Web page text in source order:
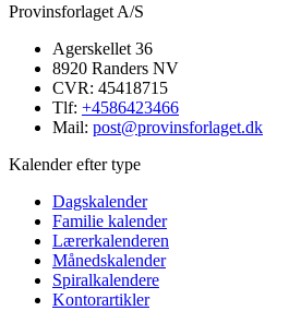
Provinsforlaget A/S
Agerskellet 36
8920 Randers NV
CVR: 45418715
Tlf: +4586423466
Mail: post@provinsforlaget.dk
Kalender efter type
Dagskalender
Familie kalender
Lærerkalenderen
Månedskalender
Spiralkalendere
Kontorartikler